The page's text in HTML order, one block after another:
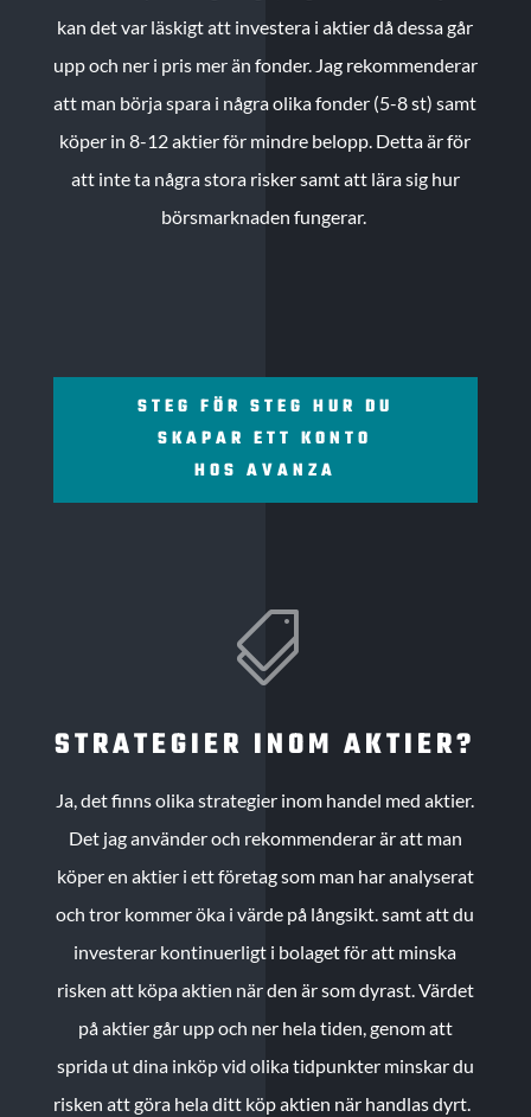
kan det var läskigt att investera i aktier då dessa går
upp och ner i pris mer än fonder. Jag rekommenderar
att man börja spara i några olika fonder (5-8 st) samt
köper in 8-12 aktier för mindre belopp. Detta är för
att inte ta några stora risker samt att lära sig hur
börsmarknaden fungerar.
STEG FÖR STEG HUR DU
SKAPAR ETT KONTO
HOS AVANZA

STRATEGIER INOM AKTIER?
Ja, det finns olika strategier inom handel med aktier.
Det jag använder och rekommenderar är att man
köper en aktier i ett företag som man har analyserat
och tror kommer öka i värde på långsikt. samt att du
investerar kontinuerligt i bolaget för att minska
risken att köpa aktien när den är som dyrast. Värdet
på aktier går upp och ner hela tiden, genom att
sprida ut dina inköp vid olika tidpunkter minskar du
risken att göra hela ditt köp aktien när handlas dyrt.